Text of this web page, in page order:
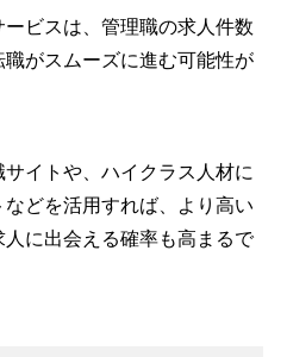
ビスは、管理職の求人件数
がスムーズに進む可能性が
イトや、ハイクラス人材に
どを活用すれば、より高い
に出会える確率も高まるで